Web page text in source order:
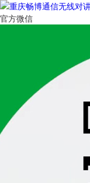
官方微信